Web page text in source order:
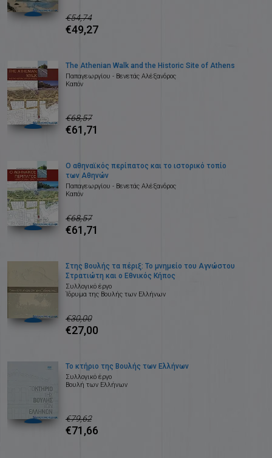
€54,74
€49,27
The Athenian Walk and the Historic Site of Athens
Παπαγεωργίου - Βενετάς Αλέξανδρος
Καπόν
€68,57
€61,71
Ο αθηναϊκός περίπατος και το ιστορικό τοπίο
των Αθηνών
Παπαγεωργίου - Βενετάς Αλέξανδρος
Καπόν
€68,57
€61,71
Στης Βουλής τα πέριξ: Το μνημείο του Αγνώστου
Στρατιώτη και ο Εθνικός Κήπος
Συλλογικό έργο
Ίδρυμα της Βουλής των Ελλήνων
€30,00
€27,00
Το κτήριο της Βουλής των Ελλήνων
Συλλογικό έργο
Βουλή των Ελλήνων
€79,62
€71,66